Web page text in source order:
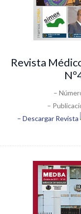
Revista
–
–
– Descargar Revista